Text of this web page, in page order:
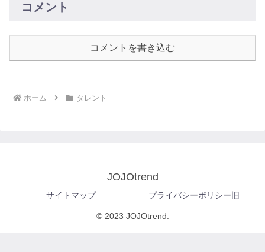
コメント
コメントを書き込む
ホーム タレント
JOJOtrend
サイトマップ プライバシーポリシー旧
© 2023 JOJOtrend.